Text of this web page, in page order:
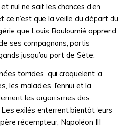
nul ne sait les chances d’en
ce n’est que la veille du départ du
que Louis Bouloumié apprend
ses compagnons, partis
jusqu’au port de Sète.
torrides qui craquelent la
les maladies, l’ennui et la
les organismes des
exilés enterrent bientôt leurs
rédempteur, Napoléon III